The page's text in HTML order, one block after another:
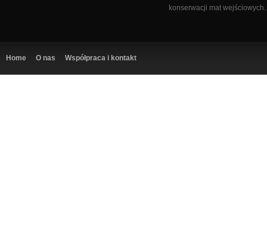
konserwacji mat wejściowych.
Home O nas Współpraca i kontakt